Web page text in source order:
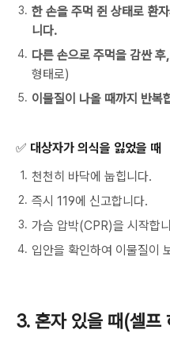
한 손을 주먹 쥔 상태로 환
니다.
다른 손으로 주먹을 감싼
형태로)
이물질이 나올 때까지 반복
✅ 대상자가 의식을 잃었을 때
천천히 바닥에 눕힙니다.
즉시 119에 신고합니다.
가슴 압박(CPR)을 시작합
입안을 확인하여 이물질이
3. 혼자 있을 때(셀프